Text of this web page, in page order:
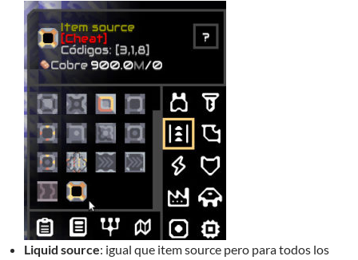
Liquid source: igual que item source pero para todos los